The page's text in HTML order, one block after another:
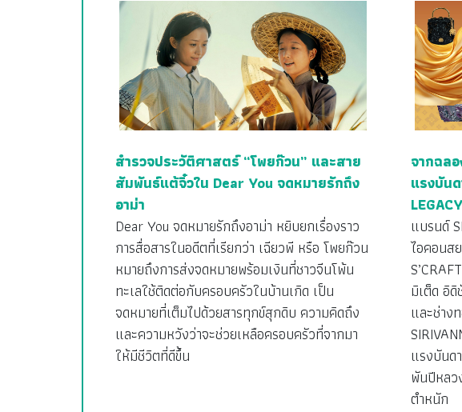
สำรวจประวัติศาสตร์ “โพยก๊วน” และสาย
สัมพันธ์แต้จิ๋วใน Dear You จดหมายรักถึง
อาม่า
Dear You จดหมายรักถึงอาม่า หยิบยกเรื่องราว
การสื่อสารในอดีตที่เรียกว่า เฉียวพี หรือ โพยก๊วน
หมายถึงการส่งจดหมายพร้อมเงินที่ชาวจีนโพ้น
ทะเลใช้ติดต่อกับครอบครัวในบ้านเกิด เป็น
จดหมายที่เต็มไปด้วยสารทุกข์สุกดิบ ความคิดถึง
และความหวังว่าจะช่วยเหลือครอบครัวที่จากมา
ให้มีชีวิตที่ดีขึ้น
จากฉล
แรงบัน
แบรนด์
ไอคอนส
มิเต็ด อิ
และช่าง
แรงบันด
พันปีหลว
ตำหนัก